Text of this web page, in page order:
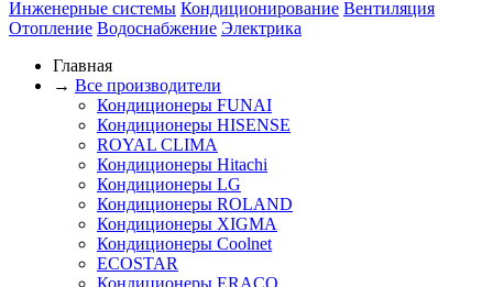
Инженерные системы Кондиционирование Вентиляция
Отопление Водоснабжение Электрика
Главная
→ Все производители
Кондиционеры FUNAI
Кондиционеры HISENSE
ROYAL CLIMA
Кондиционеры Hitachi
Кондиционеры LG
Кондиционеры ROLAND
Кондиционеры XIGMA
Кондиционеры Coolnet
ECOSTAR
Кондиционеры ERACO